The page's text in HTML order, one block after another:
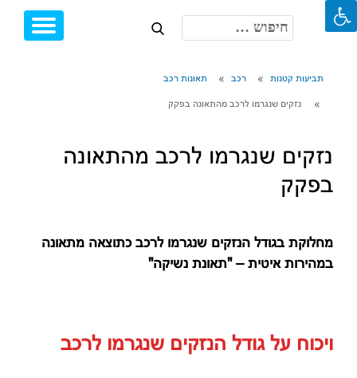
חיפוש:
תביעות קטנות רכב
תאונות רכב
נזקים שנגרמו לרכב מהתאונה בפקק
נזקים שנגרמו לרכב מהתאונה
בפקק
מחלוקת בגודל הנזקים שנגרמו לרכב כתוצאה מתאונה
במהירות איטית – "תאונת נשיקה"
ויכוח על גודל הנזקים שנגרמו לרכב